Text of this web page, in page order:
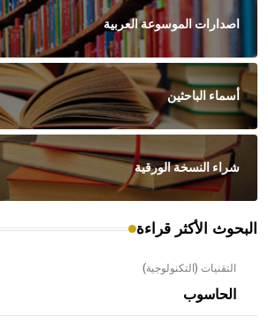
اصدارات الموسوعة العربية
أسماء الباحثين
شراء النسخة الورقية
البحوث الأكثر قراءة
التقنيات (التكنولوجية)
الحاسوب